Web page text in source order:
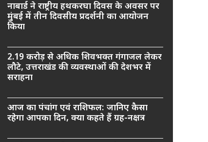
नाबार्ड ने राष्ट्रीय हथकरघा दिवस के अवसर पर
मुंबई में तीन दिवसीय प्रदर्शनी का आयोजन
किया
2.19 करोड़ से अधिक शिवभक्त गंगाजल लेकर
लौटे, उत्तराखंड की व्यवस्थाओं की देशभर में
सराहना
आज का पंचांग एवं राशिफल: जानिए कैसा
रहेगा आपका दिन, क्या कहते हैं ग्रह-नक्षत्र